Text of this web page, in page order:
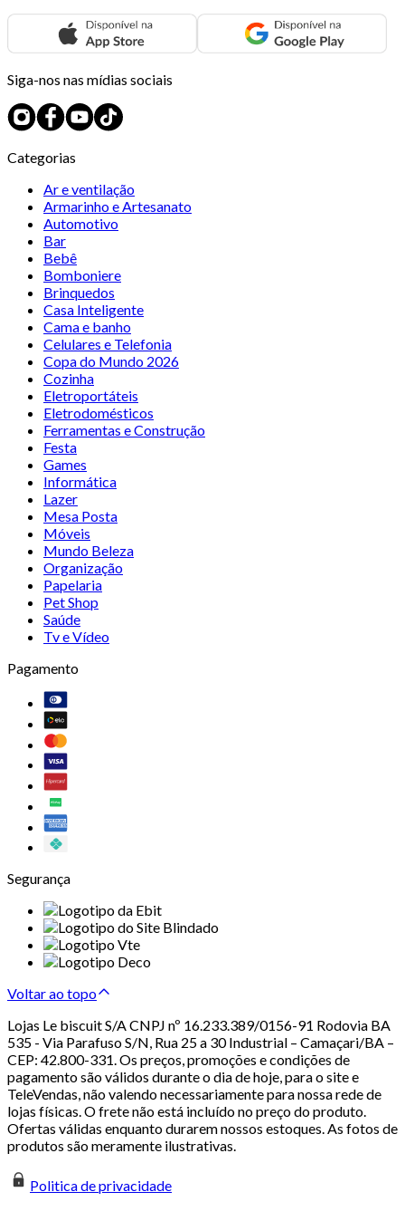
Siga-nos nas mídias sociais
Categorias
Ar e ventilação
Armarinho e Artesanato
Automotivo
Bar
Bebê
Bomboniere
Brinquedos
Casa Inteligente
Cama e banho
Celulares e Telefonia
Copa do Mundo 2026
Cozinha
Eletroportáteis
Eletrodomésticos
Ferramentas e Construção
Festa
Games
Informática
Lazer
Mesa Posta
Móveis
Mundo Beleza
Organização
Papelaria
Pet Shop
Saúde
Tv e Vídeo
Pagamento
Segurança
Voltar ao topo
Lojas Le biscuit S/A CNPJ nº 16.233.389/0156-91 Rodovia BA
535 - Via Parafuso S/N, Rua 25 a 30 Industrial – Camaçari/BA –
CEP: 42.800-331. Os preços, promoções e condições de
pagamento são válidos durante o dia de hoje, para o site e
TeleVendas, não valendo necessariamente para nossa rede de
lojas físicas. O frete não está incluído no preço do produto.
Ofertas válidas enquanto durarem nossos estoques. As fotos de
produtos são meramente ilustrativas.
Politica de privacidade